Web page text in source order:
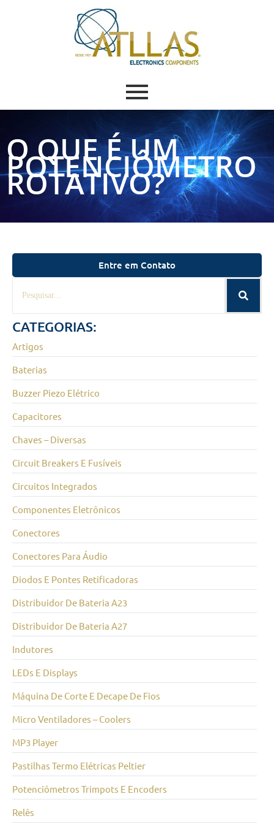
O QUE É UM
POTENCIÔMETRO
ROTATIVO?
Entre em Contato
CATEGORIAS:
Artigos
Baterias
Buzzer Piezo Elétrico
Capacitores
Chaves – Diversas
Circuit Breakers E Fusíveis
Circuitos Integrados
Componentes Eletrônicos
Conectores
Conectores Para Áudio
Diodos E Pontes Retificadoras
Distribuidor De Bateria A23
Distribuidor De Bateria A27
Indutores
LEDs E Displays
Máquina De Corte E Decape De Fios
Micro Ventiladores – Coolers
MP3 Player
Pastilhas Termo Elétricas Peltier
Potenciômetros Trimpots E Encoders
Relês